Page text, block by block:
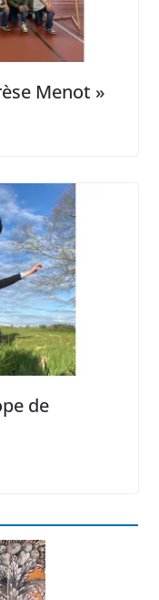
Menot »
de